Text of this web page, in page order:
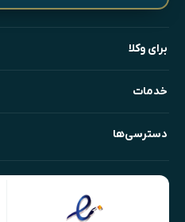
برای وکلا
خدمات
دسترسی‌ها